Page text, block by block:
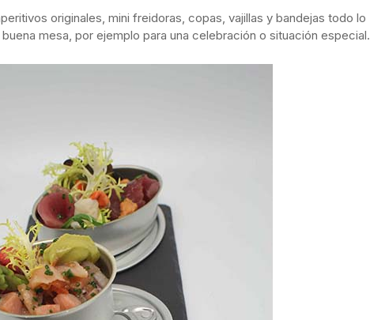
originales, mini freidoras, copas, vajillas y bandejas todo lo
mesa, por ejemplo para una celebración o situación especial.